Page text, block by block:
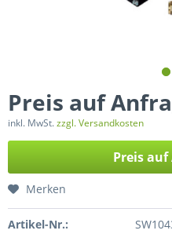
Preis auf
inkl. MwSt.zzgl. Versandkosten
Preis
Merken
Artikel-Nr.: